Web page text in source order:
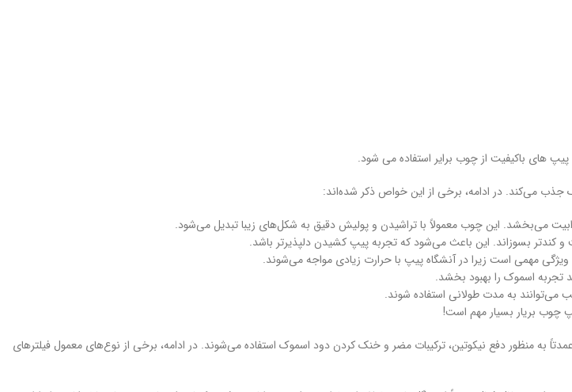
های باکیفیت از چوب برایر استفاده می شود.
جذب می‌کند. در ادامه، برخی از این خواص ذکر شده‌اند:
می‌بخشد. این چوب معمولاً با تراشیدن و پولیش دقیق به شکل‌های زیبا تبدیل می‌شود.
بسوزاند. این باعث می‌شود که تجربه پیپ کشیدن دلپذیرتر باشد.
مهمی است زیرا در آنشگاه پیپ با حرارت زیادی مواجه می‌شوند.
تجربه اسموک را بهبود بخشد.
می‌توانند به مدت طولانی استفاده شوند.
چوب بریار بسیار مهم است!
به منظور دفع نیکوتین، ترکیبات مضر و خنک کردن دود اسموک استفاده می‌شوند. در ادامه، برخی از نوع‌های معمول فیلترهای